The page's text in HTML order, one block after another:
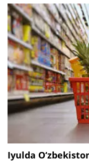
Iyulda